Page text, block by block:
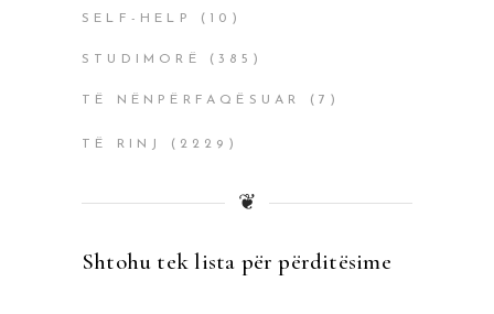
SELF-HELP (10)
STUDIMORË (385)
TË NËNPËRFAQËSUAR (7)
TË RINJ (2229)
❦
Shtohu tek lista për përditësime